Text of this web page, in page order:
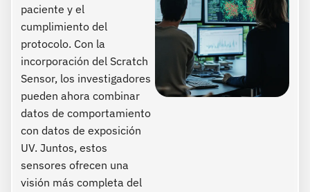
paciente y el
cumplimiento del
protocolo. Con la
incorporación del Scratch
Sensor, los investigadores
pueden ahora combinar
datos de comportamiento
con datos de exposición
UV. Juntos, estos
sensores ofrecen una
visión más completa del